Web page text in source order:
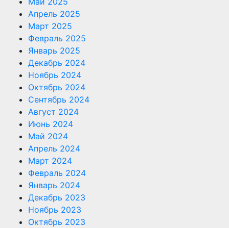
Апрель 2025
Март 2025
Февраль 2025
Январь 2025
Декабрь 2024
Ноябрь 2024
Октябрь 2024
Сентябрь 2024
Август 2024
Июнь 2024
Май 2024
Апрель 2024
Март 2024
Февраль 2024
Январь 2024
Декабрь 2023
Ноябрь 2023
Октябрь 2023